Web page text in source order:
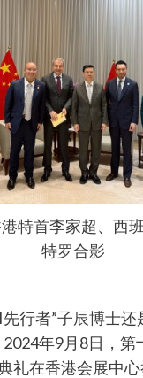
特首李家超、西
特罗合影
行者”子辰博士还
2024年9月8日，
礼在香港会展中